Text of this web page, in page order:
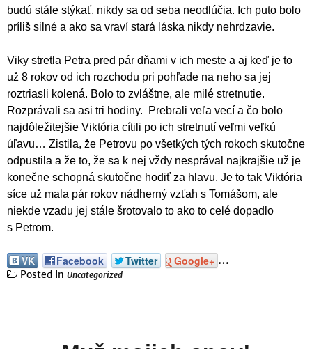
budú stále stýkať, nikdy sa od seba neodlúčia. Ich puto bolo
príliš silné a ako sa vraví stará láska nikdy nehrdzavie.
Viky stretla Petra pred pár dňami v ich meste a aj keď je to
už 8 rokov od ich rozchodu pri pohľade na neho sa jej
roztriasli kolená. Bolo to zvláštne, ale milé stretnutie.
Rozprávali sa asi tri hodiny. Prebrali veľa vecí a čo bolo
najdôležitejšie Viktória cítili po ich stretnutí veľmi veľkú
úľavu… Zistila, že Petrovu po všetkých tých rokoch skutočne
odpustila a že to, že sa k nej vždy nesprával najkrajšie už je
konečne schopná skutočne hodiť za hlavu. Je to tak Viktória
síce už mala pár rokov nádherný vzťah s Tomášom, ale
niekde vzadu jej stále šrotovalo to ako to celé dopadlo
s Petrom.
VK Facebook Twitter Google+ …
Posted In Uncategorized